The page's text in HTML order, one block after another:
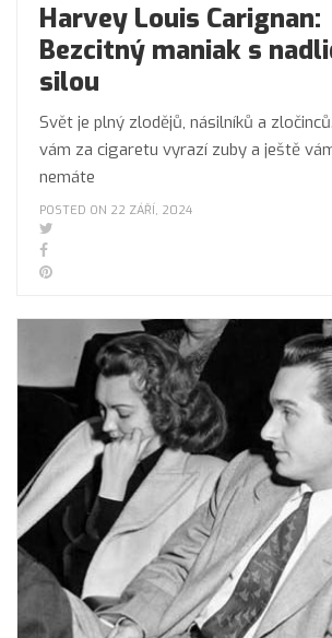
Harvey Louis Carignan:
Bezcitný maniak s
silou
Svět je plný zlodějů, násilníků a
vám za cigaretu vyrazí zuby a ještě
nemáte
POSTED ON 22 ZÁŘÍ, 2024